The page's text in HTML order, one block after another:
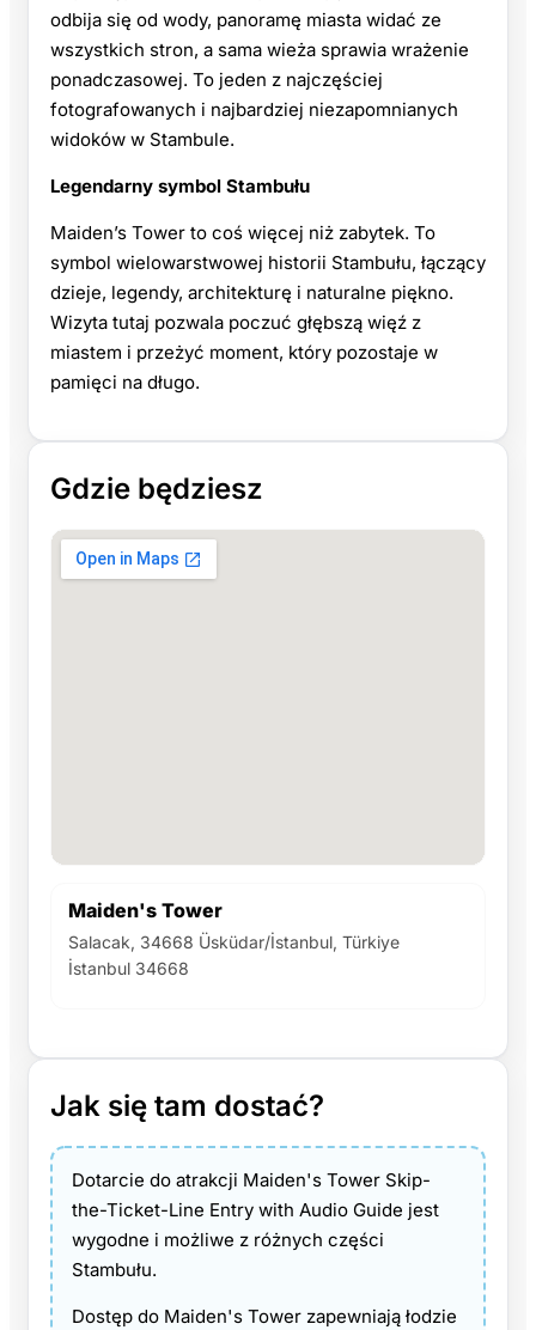
odbija się od wody, panoramę miasta widać ze
wszystkich stron, a sama wieża sprawia wrażenie
ponadczasowej. To jeden z najczęściej
fotografowanych i najbardziej niezapomnianych
widoków w Stambule.
Legendarny symbol Stambułu
Maiden’s Tower to coś więcej niż zabytek. To
symbol wielowarstwowej historii Stambułu, łączący
dzieje, legendy, architekturę i naturalne piękno.
Wizyta tutaj pozwala poczuć głębszą więź z
miastem i przeżyć moment, który pozostaje w
pamięci na długo.
Gdzie będziesz
Maiden's Tower
Salacak, 34668 Üsküdar/İstanbul, Türkiye
İstanbul 34668
Jak się tam dostać?
Dotarcie do atrakcji Maiden's Tower Skip-
the-Ticket-Line Entry with Audio Guide jest
wygodne i możliwe z różnych części
Stambułu.
Dostęp do Maiden's Tower zapewniają łodzie